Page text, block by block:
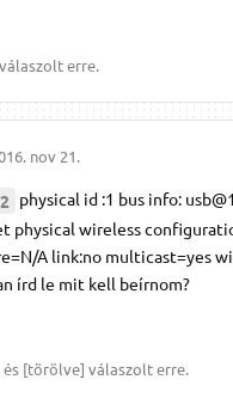
válaszolt erre.
nov 21.
physical id :1 bus info:
physical wireless
A link:no multicast=yes
írd le mit kell beírnom?
és [törölve] válaszolt erre.